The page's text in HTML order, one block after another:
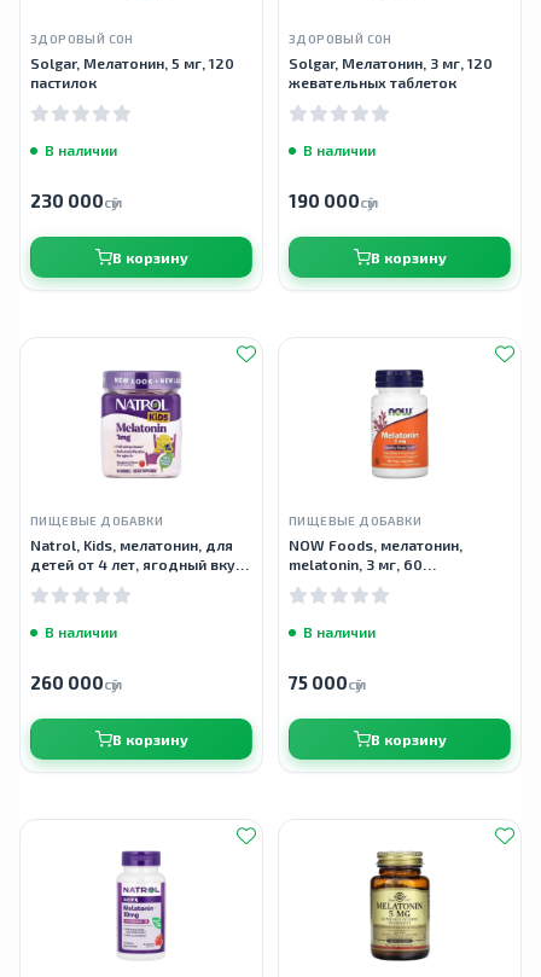
ЗДОРОВЫЙ СОН
Solgar, Мелатонин, 5 мг, 120
пастилок
В наличии
230 000сӯм
В корзину
ЗДОРОВЫЙ СОН
Solgar, Мелатонин, 3 мг, 120
жевательных таблеток
В наличии
190 000сӯм
В корзину
ПИЩЕВЫЕ ДОБАВКИ
Natrol, Kids, мелатонин, для
детей от 4 лет, ягодный вкус,
90 жевательных конфет
В наличии
260 000сӯм
В корзину
ПИЩЕВЫЕ ДОБАВКИ
NOW Foods, мелатонин,
melatonin, 3 мг, 60
растительных капсул
В наличии
75 000сӯм
В корзину